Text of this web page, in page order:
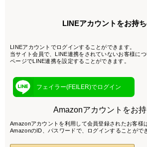
LINEアカウントをお持
LINEアカウントでログインすることができます。
当サイト会員で、LINE連携をされていないお客様に
ページでLINE連携を設定することができます。
フェイラー(FEILER)でログイン
Amazonアカウントをお
Amazonアカウントを利用して会員登録されたお客様
AmazonのID、パスワードで、ログインすることがで